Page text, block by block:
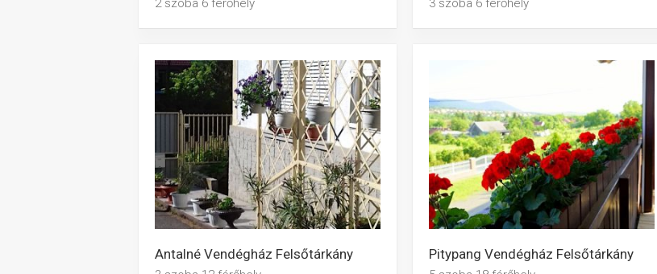
2 szoba 6 férőhely 3 szoba 6 férőhely
Antalné Vendégház Felsőtárkány Pitypang Vendégház Felsőtárkány